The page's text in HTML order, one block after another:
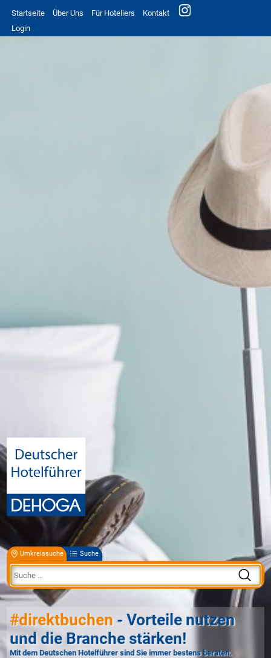
Startseite Über Uns Für Hoteliers
Kontakt
Login
Umkreissuche Suche
#direktbuchen - Vorteile nutzen
und die Branche stärken!
Mit dem Deutschen Hotelführer sind Sie immer bestens beraten.